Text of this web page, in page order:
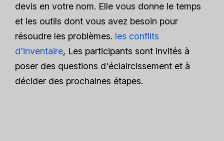
devis en votre nom. Elle vous donne le temps
et les outils dont vous avez besoin pour
résoudre les problèmes. les conflits
d'inventaire, Les participants sont invités à
poser des questions d'éclaircissement et à
décider des prochaines étapes.